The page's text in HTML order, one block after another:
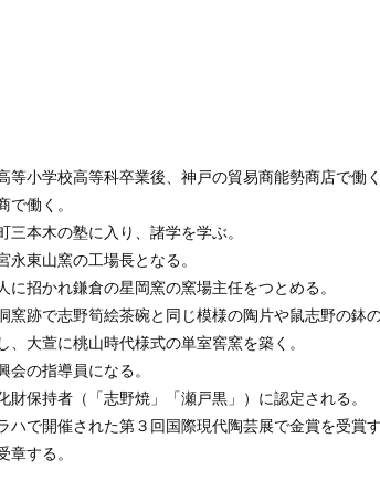
小学校高等科卒業後、神戸の貿易商能勢商店で働く
働く。
本木の塾に入り、諸学を学ぶ。
東山窯の工場長となる。
招かれ鎌倉の星岡窯の窯場主任をつとめる。
跡で志野筍絵茶碗と同じ模様の陶片や鼠志野の鉢の
大萱に桃山時代様式の単室窖窯を築く。
の指導員になる。
保持者（「志野焼」「瀬戸黒」）に認定される。
で開催された第３回国際現代陶芸展で金賞を受賞す
する。